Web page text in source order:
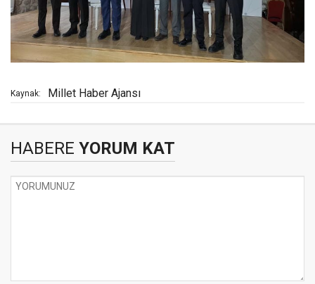
Kaynak: Millet Haber Ajansı
HABERE YORUM KAT